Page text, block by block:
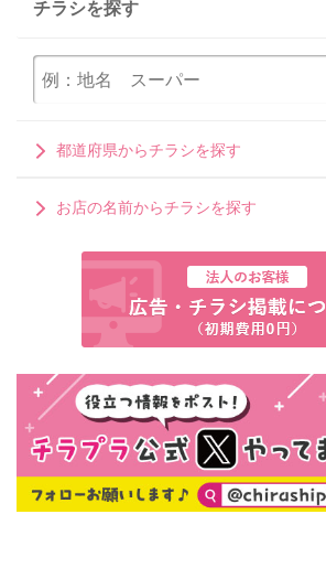
チラシを探す
都道府県からチラシを探す
お店の名前からチラシを探す